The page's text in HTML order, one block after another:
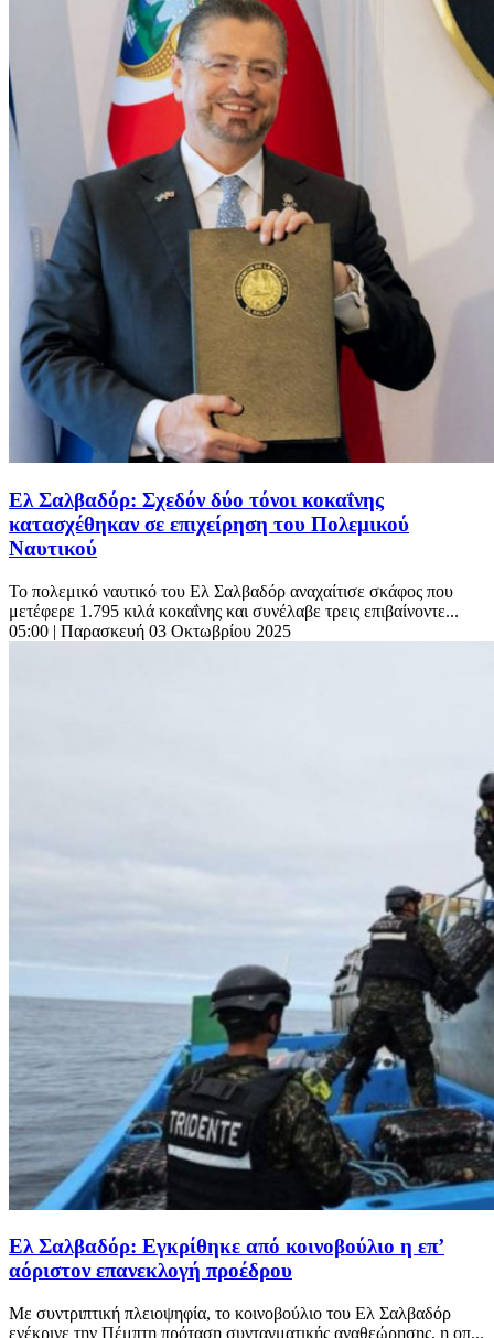
Ελ Σαλβαδόρ: Σχεδόν δύο τόνοι κοκαΐνης
κατασχέθηκαν σε επιχείρηση του Πολεμικού
Ναυτικού
Το πολεμικό ναυτικό του Ελ Σαλβαδόρ αναχαίτισε σκάφος που
μετέφερε 1.795 κιλά κοκαΐνης και συνέλαβε τρεις επιβαίνοντε...
05:00 | Παρασκευή 03 Οκτωβρίου 2025
Ελ Σαλβαδόρ: Εγκρίθηκε από κοινοβούλιο η επ’
αόριστον επανεκλογή προέδρου
Με συντριπτική πλειοψηφία, το κοινοβούλιο του Ελ Σαλβαδόρ
ενέκρινε την Πέμπτη πρόταση συνταγματικής αναθεώρησης, η οπ...